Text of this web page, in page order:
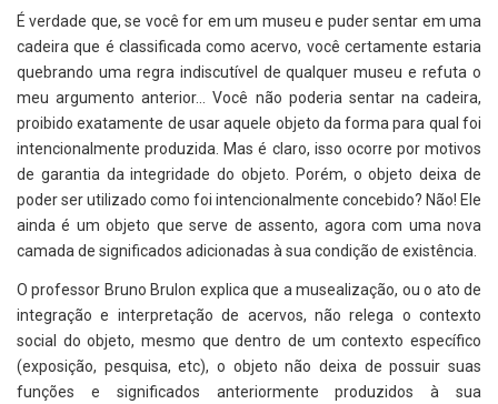
É verdade que, se você for em um museu e puder sentar em uma
cadeira que é classificada como acervo, você certamente estaria
quebrando uma regra indiscutível de qualquer museu e refuta o
meu argumento anterior… Você não poderia sentar na cadeira,
proibido exatamente de usar aquele objeto da forma para qual foi
intencionalmente produzida. Mas é claro, isso ocorre por motivos
de garantia da integridade do objeto. Porém, o objeto deixa de
poder ser utilizado como foi intencionalmente concebido? Não! Ele
ainda é um objeto que serve de assento, agora com uma nova
camada de significados adicionadas à sua condição de existência.
O professor Bruno Brulon explica que a musealização, ou o ato de
integração e interpretação de acervos, não relega o contexto
social do objeto, mesmo que dentro de um contexto específico
(exposição, pesquisa, etc), o objeto não deixa de possuir suas
funções e significados anteriormente produzidos à sua